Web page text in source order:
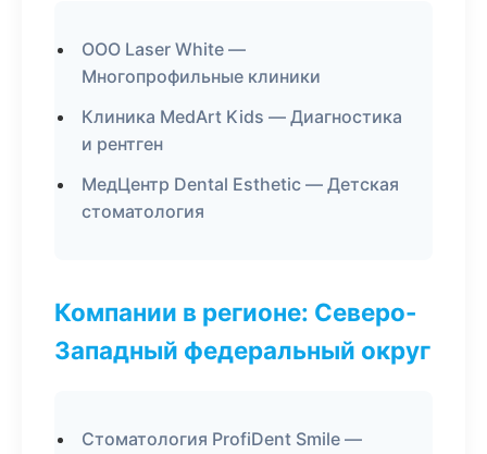
ООО Laser White —
Многопрофильные клиники
Клиника MedArt Kids — Диагностика
и рентген
МедЦентр Dental Esthetic — Детская
стоматология
Компании в регионе: Северо-
Западный федеральный округ
Стоматология ProfiDent Smile —